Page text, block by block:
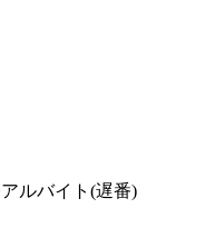
ルバイト(遅番)